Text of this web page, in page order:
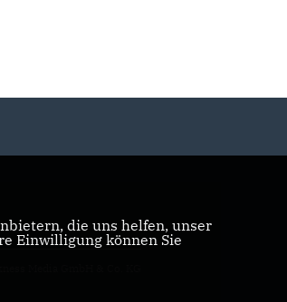
die uns helfen, unser
Einwilligung können Sie